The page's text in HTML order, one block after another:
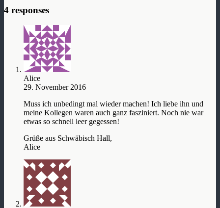
4 responses
Alice
29. November 2016
Muss ich unbedingt mal wieder machen! Ich liebe ihn und
meine Kollegen waren auch ganz fasziniert. Noch nie war
etwas so schnell leer gegessen!
Grüße aus Schwäbisch Hall,
Alice